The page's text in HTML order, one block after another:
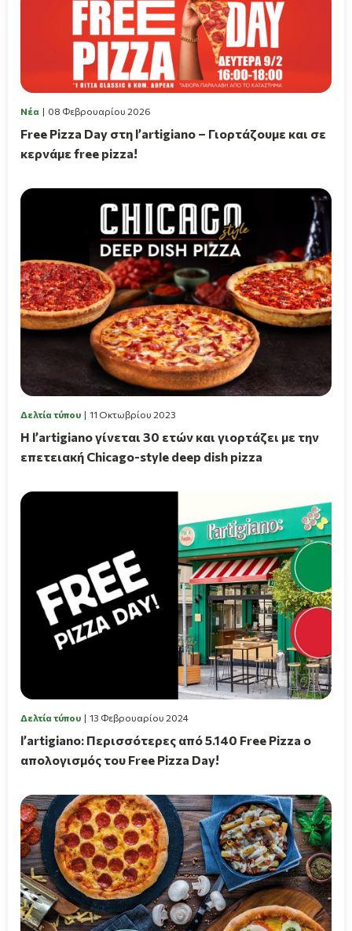
Νέα 08 Φεβρουαρίου 2026
Free Pizza Day στη l’artigiano – Γιορτάζουμε και σε
κερνάμε free pizza!
Δελτία τύπου 11 Οκτωβρίου 2023
Η l’artigiano γίνεται 30 ετών και γιορτάζει με την
επετειακή Chicago-style deep dish pizza
Δελτία τύπου 13 Φεβρουαρίου 2024
l’artigiano: Περισσότερες από 5.140 Free Pizza ο
απολογισμός του Free Pizza Day!